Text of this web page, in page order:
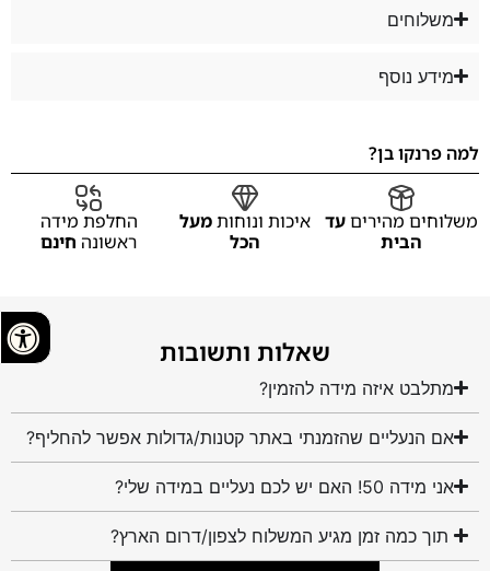
משלוחים
מידע נוסף
למה פרנקו בן?
משלוחים מהיריםעד
הבית
איכות ונוחותמעל
הכל
החלפת מידה
ראשונה חינם
שאלות ותשובות
מתלבט איזה מידה להזמין?
אם הנעליים שהזמנתי באתר קטנות/גדולות אפשר להחליף?
אני מידה 50! האם יש לכם נעליים במידה שלי?
תוך כמה זמן מגיע המשלוח לצפון/דרום הארץ?